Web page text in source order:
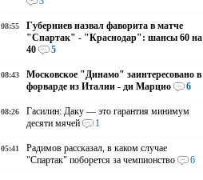
08:55
Губерниев назвал фаворита в матче
"Спартак" - "Краснодар": шансы 60 на
40
5
08:43
Московское "Динамо" заинтересовано в
форварде из Италии - ди Марцио
6
08:26
Гасилин: Даку — это гарантия минимум
десяти мячей
1
05:41
Радимов рассказал, в каком случае
"Спартак" поборется за чемпионство
6